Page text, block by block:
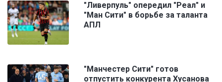
"Ливерпуль" опередил "Реал" и
"Ман Сити" в борьбе за таланта
АПЛ
"Манчестер Сити" готов
отпустить конкурента Хусанова